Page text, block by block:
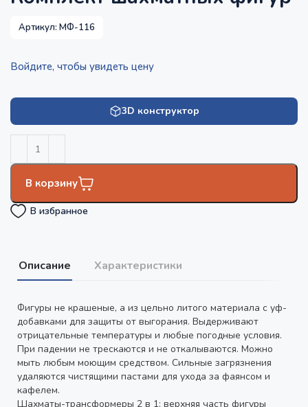
Артикул:МФ-116
Войдите, чтобы увидеть цену
3D конструктор
В корзину
В избранное
Описание Характеристики
Фигуры не крашеные, а из цельно литого материала с уф-
добавками для защиты от выгорания. Выдерживают
отрицательные температуры и любые погодные условия.
При падении не трескаются и не откалываются. Можно
мыть любым моющим средством. Сильные загрязнения
удаляются чистящими пастами для ухода за фаянсом и
кафелем.
Шахматы-трансформеры 2 в 1: верхняя часть фигуры